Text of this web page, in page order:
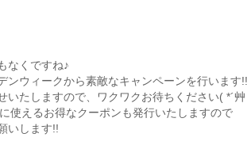
なくですね♪
ンウィークから素敵なキャンペーンを行います!!
たしますので、ワクワクお待ちください( *´
使えるお得なクーポンも発行いたしますので
いします!!